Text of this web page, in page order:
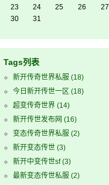
23
24 25 26 27
30
31
Tags列表
新开传奇世界私服 (18)
今日新开传世一区 (18)
超变传奇世界 (14)
新开传世发布网 (16)
变态传奇世界私服 (2)
新开变态传世 (3)
新开中变传世sf(3)
最新变态传世私服 (2)